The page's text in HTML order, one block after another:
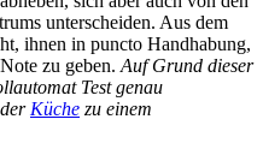
unterscheiden. Aus dem
ihnen in puncto Handhabung,
zu geben. Auf Grund dieser
Test genau
Küche zu einem